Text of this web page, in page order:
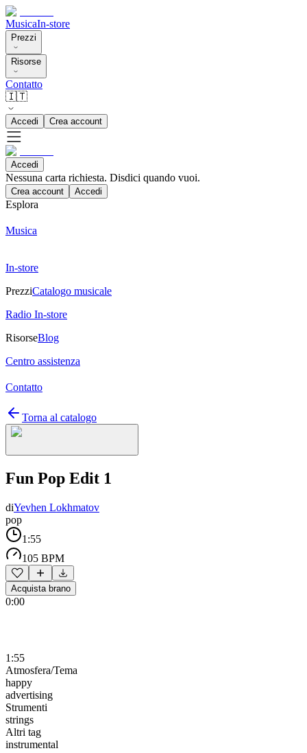
MusicaIn-store
Prezzi
Risorse
Contatto
🇮🇹
Accedi Crea account
Accedi
Nessuna carta richiesta. Disdici quando vuoi.
Crea account Accedi
Esplora
Musica
In-store
PrezziCatalogo musicale
Radio In-store
RisorseBlog
Centro assistenza
Contatto
Torna al catalogo
Fun Pop Edit 1
diYevhen Lokhmatov
pop
1:55
105 BPM
Acquista brano
0:00
1:55
Atmosfera/Tema
happy
advertising
Strumenti
strings
Altri tag
instrumental